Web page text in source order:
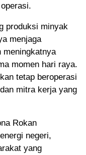
produksi minyak
menjaga
meningkatnya
momen hari raya.
tetap beroperasi
mitra kerja yang
Rokan
negeri,
yang